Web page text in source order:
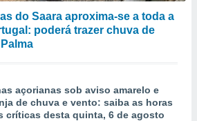
do Saara aproxima-se a toda a
poderá trazer chuva de
açorianas sob aviso amarelo e
de chuva e vento: saiba as horas
críticas desta quinta, 6 de agosto